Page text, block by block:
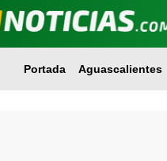
Portada Aguascalientes